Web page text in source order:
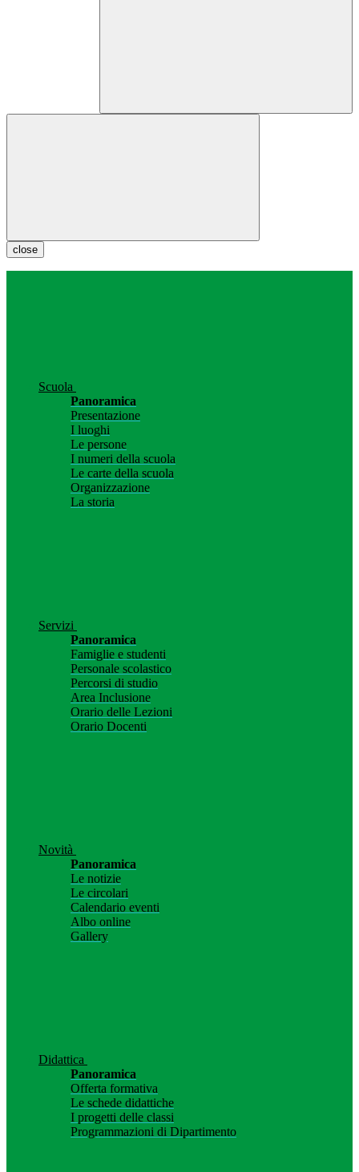
close
Scuola
Panoramica
Presentazione
I luoghi
Le persone
I numeri della scuola
Le carte della scuola
Organizzazione
La storia
Servizi
Panoramica
Famiglie e studenti
Personale scolastico
Percorsi di studio
Area Inclusione
Orario delle Lezioni
Orario Docenti
Novità
Panoramica
Le notizie
Le circolari
Calendario eventi
Albo online
Gallery
Didattica
Panoramica
Offerta formativa
Le schede didattiche
I progetti delle classi
Programmazioni di Dipartimento